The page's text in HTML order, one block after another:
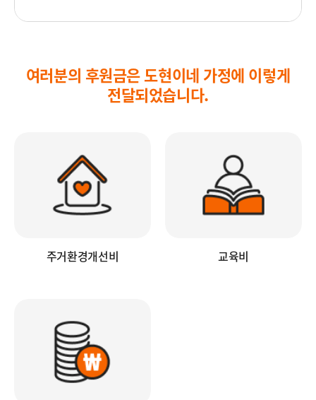
여러분의 후원금은 도현이네 가정에 이렇게
전달되었습니다.
주거환경개선비 교육비